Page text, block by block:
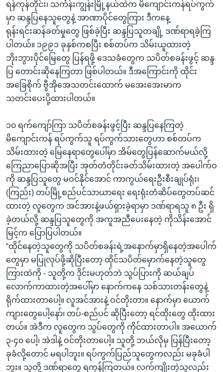
ရန်
ရှာဖွေ
ရန်
နေရာ
သို့
ကျော်
ရန်
ဘာသာစကားများ
ရန်ကုန်တိုင်း၊ သင်္ကန်းကျွန်းမြို့နယ်ထဲက မိကျောင်းကန်ရပ်ကွက်
မှာ ဆန္ဒပြနေသူတွေနဲ့ အာဏာပိုင်တွေကြား ဒီကနေ့
ရုန်းရင်းဆန်ခတ်မှုတွေ ဖြစ်ခဲ့ပြီး ဆန္ဒပြသူတချို့ ဒဏ်ရာရခဲ့ကြ
ပါတယ်။ ၁၉၉၁ ခုနှစ်ကစပြီး စစ်တပ်က သိမ်းယူထားတဲ့
ဘိုးဘွားပိုင်မြေတွေ ပြန်ရဖို့ ဒေသခံတွေက သပိတ်စခန်းဖွင့် ဆန္ဒ
ပြ တောင်းဆိုနေကြတာ ဖြစ်ပါတယ်။ ဒီအကြောင်းကို ထိုင်း
အခြေစိုက် ဗွီအိုအေသတင်းထောက် မအေးအေးမာက
သတင်းပေးပို့ထားပါတယ်။
၁၀ ရက်ကျော်ကြာ သပိတ်စခန်းဖွင့်ပြီး ဆန္ဒပြနေကြတဲ့
မိကျောင်းကန် ရပ်ကွက်သူ ရပ်ကွက်သားတွေဟာ စစ်တပ်က
သိမ်းထားတဲ့ မြေနေရာတွေပေါ်မှာ အိမ်တွေပြန်ဆောက်မယ်လို့
ကြေညာပြောဆိုအပြီး အုတ်တံတိုင်းခတ်သိမ်းထားတဲ့ အပေါက်ဝ
ကို ဆန္ဒပြသူတွေ မဝင်နိုင်အောင် ကာကွယ်ရေးဦးစီးချုပ်ရုံး၊
(ကြည်း) တပ်မြို့စည်ပင်သာယာရေး ရေးရုံးတံဆိပ်တွေတပ်ဆင်
ထားတဲ့ လူတွေက အင်အားနဲ့ဖယ်ရှားခဲ့ရာမှာ ဒဏ်ရာရသူ ၈ ဦး ရှိ
ခဲ့တယ်လို့ ဆန္ဒပြသူတွေကို အကူအညီပေးနေတဲ့ ကိုသိန်းအောင်
မြင့်က ပြောပြပါတယ်။
“ထိုင်နေတဲ့သူတွေကို သပိတ်စခန်းရဲ့အနောက်မှာရှိနေတဲ့အပေါက်
တွေမှာ မပြုလုပ်ဖို့ဆိုပြီးတော့ ထိုင်သပိတ်မှောက်နေတဲ့သူတွေ
ကြားထဲကို - သူတို့က ဒိုင်းမဟုတ်ဘဲ သွပ်ပြားကို ဆယ်ချပ်
လောက်ကာထားတဲ့အပေါ်မှာ နောက်ကနေ သစ်သားတန်းတွေနဲ့
ရိုက်ထားတာပေါ့။ လူအင်အားနဲ့ ဝင်တိုးတာ။ နောက်မှာ ယောက်
ကျားတွေပေါ့နော်၊ တပ်-စည်ပင် ဆိုပြီးတော့ ရင်ထိုးတွေ ထိုးထား
တယ်။ အဲဒီက လူတွေက သွပ်တွေကို ကိုင်ထားတာပါ။ အယောက်
၃-၄၀ ပေါ့၊ အဲဒါနဲ့ ဝင်တိုးတာပေါ့။ သူတို့ ဘယ်လိုမှ ပြန်ပြီးတော့
ခုခံလို့တောင် မရပါဘူး။ ရပ်ကွက်ပြည်သူတွေကလည်း မခုခံပါ
ဘူး။ သူတို့ ဒဏ်ရာတွေ ရကုန်ကြတယ်။ လက်ကျိုးတဲ့သူလည်း